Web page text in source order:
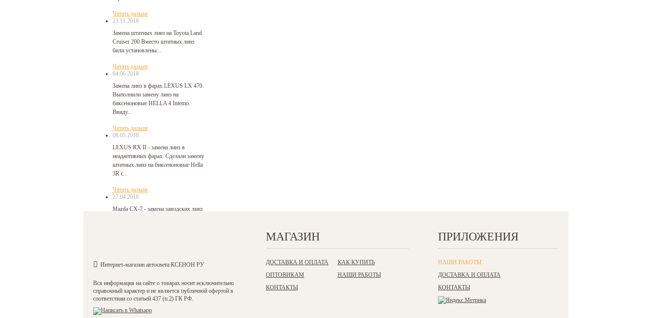
Читать дальше
23.11.2018
Замена штатных линз на Toyota Land
Cruiser 200 Вместо штатных линз
били установлены...
Читать дальше
04.06.2018
Замена линз в фарах LEXUS LX 470.
Выполнили замену линз на
биксеноновые HELLA 4 Intemo.
Ввиду...
Читать дальше
08.05.2018
LEXUS RX II - замена линз в
неадаптивных фарах. Сделали замену
штатных линз на биксеноновые Hella
3R с...
Читать дальше
27.04.2018
Mazda CX-7 - замена заводских линз
фарах на биксеноновые HELLA 3R.
Замена линз в фарах Santa Fe 2
непростая задача....
Читать дальше
Интернет-магазин автосвета КСЕНОН РУ
Вся информация на сайте о товарах носит исключительно
справочный характер и не является публичной офертой в
соответствии со статьей 437 (п.2) ГК РФ.
МАГАЗИН
ДОСТАВКА И ОПЛАТА
КАК КУПИТЬ
ОПТОВИКАМ
НАШИ РАБОТЫ
КОНТАКТЫ
ПРИЛОЖЕНИЯ
НАШИ РАБОТЫ
ДОСТАВКА И ОПЛАТА
КОНТАКТЫ